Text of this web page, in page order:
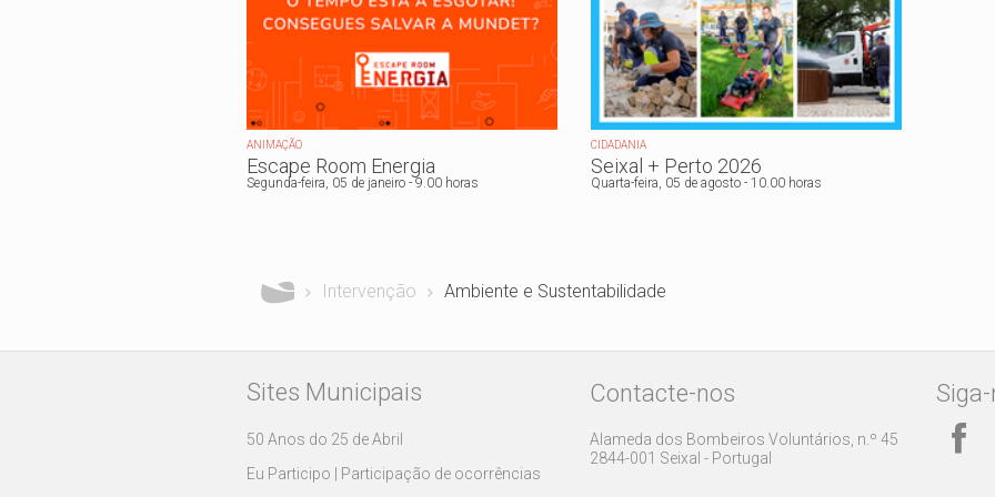
ANIMAÇÃO
Escape Room Energia
Segunda-feira, 05 de janeiro - 9.00 horas
CIDADANIA
Seixal + Perto 2026
Quarta-feira, 05 de agosto- 10.00 horas
Intervenção Ambiente e Sustentabilidade
Sites Municipais
50 Anos do 25 de Abril
Eu Participo | Participação de ocorrências
Contacte-nos
Alameda dos Bombeiros Voluntários, n.º 45
2844-001 Seixal - Portugal